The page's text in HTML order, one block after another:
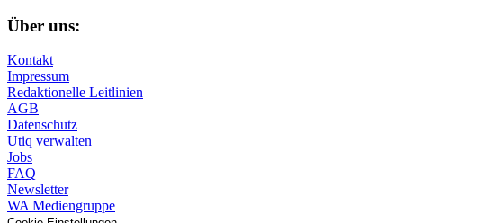
Über uns:
Kontakt
Impressum
Redaktionelle Leitlinien
AGB
Datenschutz
Utiq verwalten
Jobs
FAQ
Newsletter
WA Mediengruppe